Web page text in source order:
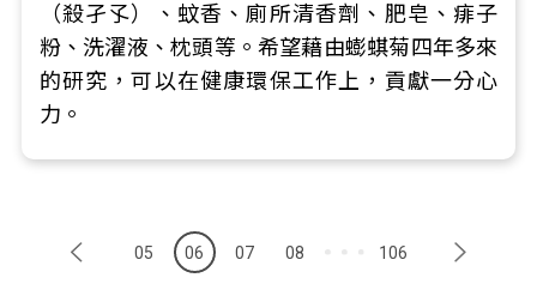
（殺孑孓）、蚊香、廁所清香劑、肥皂、痱子
粉、洗濯液、枕頭等。希望藉由蟛蜞菊四年多來
的研究，可以在健康環保工作上，貢獻一分心
力。
05 06 07 08 106